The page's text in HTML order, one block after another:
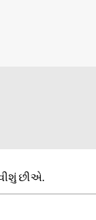
છીએ.